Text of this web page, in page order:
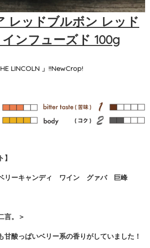
レッドブルボン レッド
ンフューズド 100g
LINCOLN 」!!NewCrop!
リーキャンディ ワイン グァバ 巨峰
言。＞
甘酸っぱいベリー系の香りがしていました！